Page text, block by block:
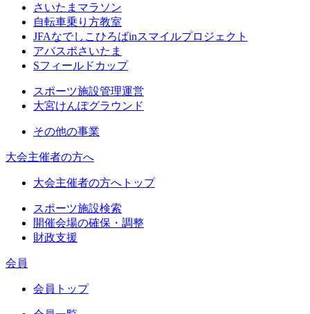
さいたまマラソン
自転車乗り方教室
JFAなでしこひろばinスマイルプロジェクト
アバスポさいたま
Sフィールドカップ
スポーツ施設管理運営
大宮けんぽグラウンド
その他の事業
大会主催者の方へ
大会主催者の方へトップ
スポーツ施設検索
開催会場の確保・調整
財政支援
会員
会員トップ